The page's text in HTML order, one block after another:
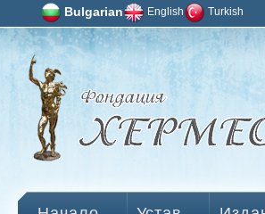
Bulgarian English Turkish